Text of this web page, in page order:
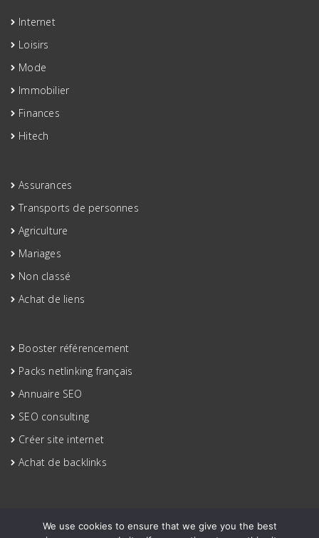
Internet
Loisirs
Mode
Immobilier
Finances
Hitech
Assurances
Transports de personnes
Agriculture
Mariages
Non classé
Achat de liens
Booster référencement
Packs netlinking français
Annuaire SEO
SEO consulting
Créer site internet
Achat de backlinks
We use cookies to ensure that we give you the best